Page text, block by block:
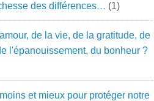
des différences… (1)
de la vie, de la gratitude, de
l'épanouissement, du bonheur ?
et mieux pour protéger notre